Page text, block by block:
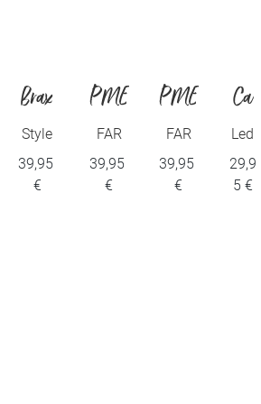
Brax
Style
Herren
gürtel
39,95
€
PME
Legen
d
FAR
WEST
BELT
39,95
€
PME
Legen
d
FAR
WEST
BELT
39,95
€
Ca
mel
Herr
Led
ergü
rtel
29,9
5 €